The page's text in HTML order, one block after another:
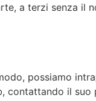
a terzi senza il
possiamo
contattando il